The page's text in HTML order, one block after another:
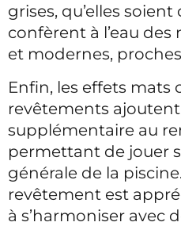
grises, qu’elles
confèrent à l’eau
et modernes,
Enfin, les effets mats
revêtements
supplémentaire au
permettant de jouer
générale de la
revêtement est
à s’harmoniser avec